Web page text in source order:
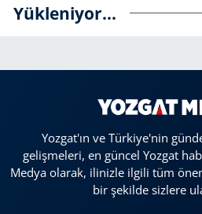
Yükleniyor...
Yozgat'ın ve Türkiye'nin
gelişmeleri, en güncel Yozgat
Medya olarak, ilinizle ilgili tüm
bir şekilde sizlere